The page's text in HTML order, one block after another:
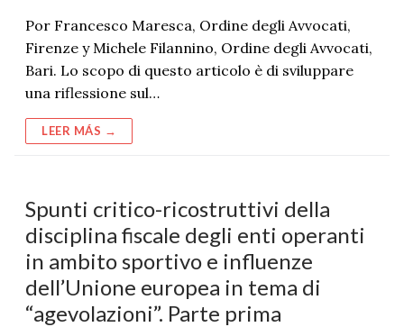
Por Francesco Maresca, Ordine degli Avvocati,
Firenze y Michele Filannino, Ordine degli Avvocati,
Bari. Lo scopo di questo articolo è di sviluppare
una riflessione sul…
LEER MÁS →
Spunti critico-ricostruttivi della
disciplina fiscale degli enti operanti
in ambito sportivo e influenze
dell’Unione europea in tema di
“agevolazioni”. Parte prima